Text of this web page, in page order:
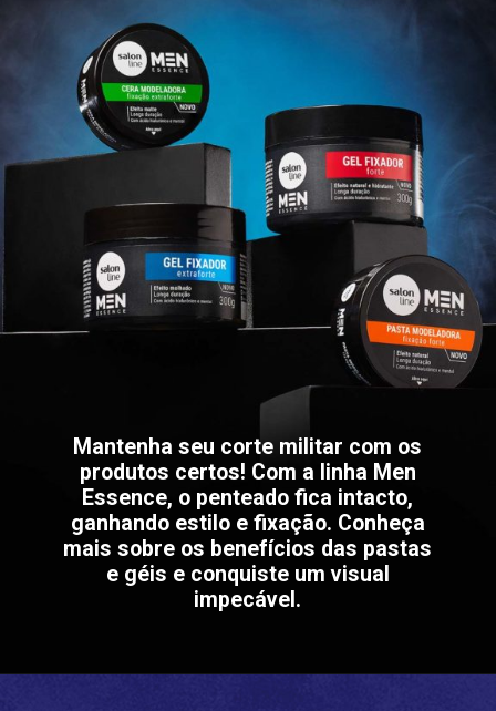
Mantenha seu corte militar com os
produtos certos! Com a linha Men
Essence, o penteado fica intacto,
ganhando estilo e fixação. Conheça
mais sobre os benefícios das pastas
e géis e conquiste um visual
impecável.